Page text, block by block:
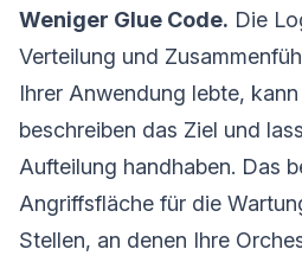
Weniger Glue Code. Die
Verteilung und
Ihrer Anwendung lebte,
beschreiben das Ziel und
Aufteilung handhaben. Das
Angriffsfläche für die
Stellen, an denen Ihre